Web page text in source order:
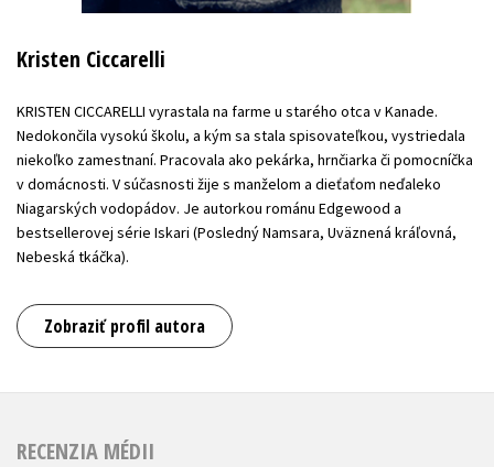
Kristen Ciccarelli
KRISTEN CICCARELLI vyrastala na farme u starého otca v Kanade.
Nedokončila vysokú školu, a kým sa stala spisovateľkou, vystriedala
niekoľko zamestnaní. Pracovala ako pekárka, hrnčiarka či pomocníčka
v domácnosti. V súčasnosti žije s manželom a dieťaťom neďaleko
Niagarských vodopádov. Je autorkou románu Edgewood a
bestsellerovej série Iskari (Posledný Namsara, Uväznená kráľovná,
Nebeská tkáčka).
Zobraziť profil autora
RECENZIA MÉDII